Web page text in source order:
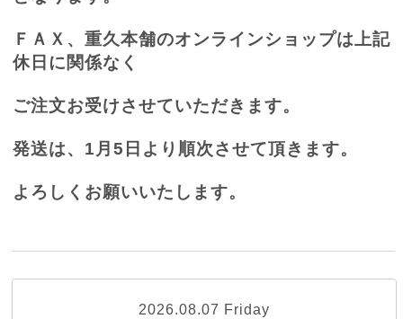
ＦＡＸ、重久本舗のオンラインショップは上記
休日に関係なく
ご注文お受けさせていただきます。
発送は、 1月5 日より順次させて頂きます。
よろしくお願いいたします。
2026.08.07 Friday